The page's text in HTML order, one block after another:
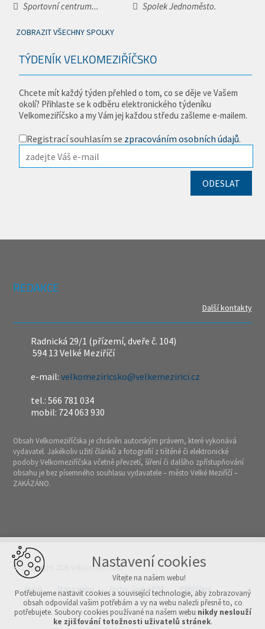
Sportovní centrum...
Spolek Jednoměsto.
ZOBRAZIT VŠECHNY SPOLKY
TÝDENÍK VELKOMEZIŘÍČSKO
Chcete mít každý týden přehled o tom, co se děje ve Vašem
okolí? Přihlaste se k odběru elektronického týdeníku
Velkomeziříčsko a my Vám jej každou středu zašleme e-mailem.
Registrací souhlasím se zpracováním osobních údajů.
REDAKCE
Další kontakty
Radnická 29/1 (přízemí, dveře č. 104)
594 13 Velké Meziříčí
e-mail:velkomeziricsko@velkemezirici.cz
tel.: 566 781 034
mobil: 724 063 930
Obsah Velkomeziříčska je chráněn autorským právem, které vykonává
vydavatel. Jakékoliv užití článků a fotografií z tištěné či elektronické
podoby Velkomeziříčska včetně převzetí, šíření či dalšího zpřístupňování
obsahu je bez písemného souhlasu vydavatele – město Velké Meziříčí –
ZAKÁZÁNO.
© Copyright 2026 Velkomeziříčsko
Úvod Mapa webu Archiv čísel v PDF Přihlášení
Vytvořeno v xart.cz
Nastavení cookies
Vítejte na našem webu!
Potřebujeme nastavit cookies a související technologie, aby zobrazovaný
obsah odpovídal vašim potřebám a vy na webu nalezli přesně to, co
potřebujete. Soubory cookies používané na našem webu nikdy neslouží
ke zjišťování totožnosti uživatelů stránek.